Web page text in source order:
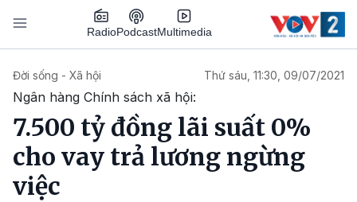
Nhảy đến nội dung
RadioPodcastMultimedia
Đời sống - Xã hội Thứ sáu, 11:30, 09/07/2021
Ngân hàng Chính sách xã hội:
7.500 tỷ đồng lãi suất 0%
cho vay trả lương ngừng
việc